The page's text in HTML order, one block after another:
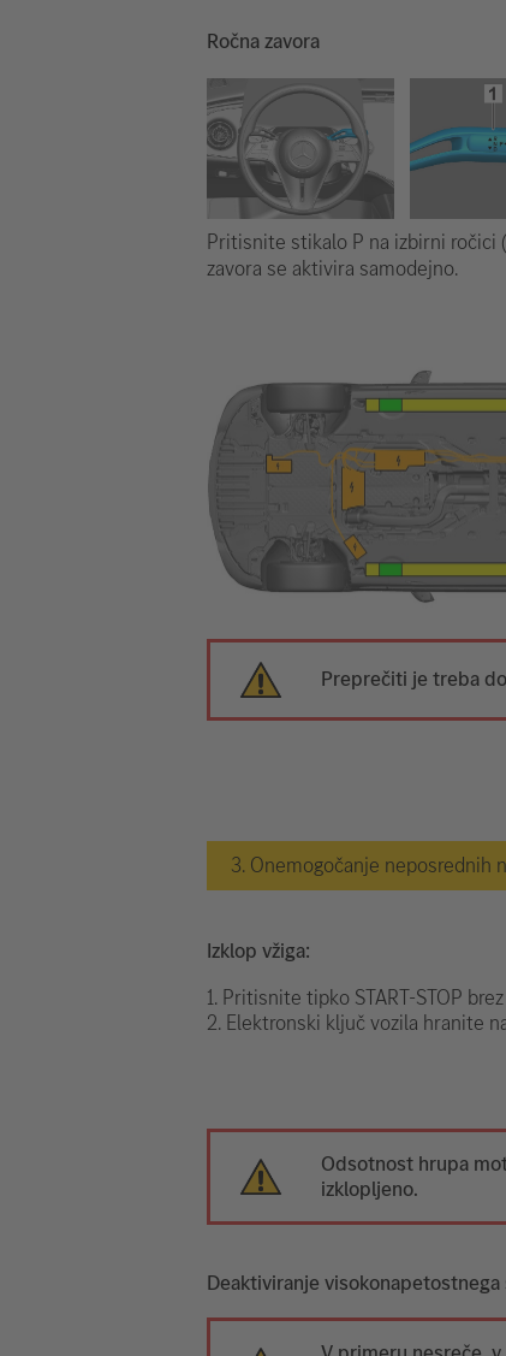
Ročna zavora
Pritisnite stikalo P na izbirni ročici
zavora se aktivira samodejno.
Preprečiti je treba
3. Onemogočanje
Izklop vžiga:
1. Pritisnite tipko START-STOP
2. Elektronski ključ vozila hranite
Odsotnost hrupa
izklopljeno.
Deaktiviranje